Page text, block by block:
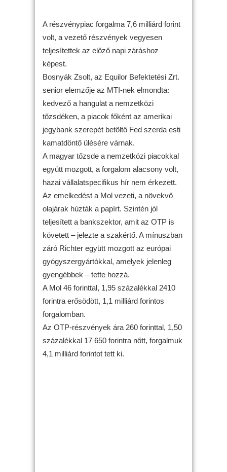
A részvénypiac forgalma 7,6 milliárd forint
volt, a vezető részvények vegyesen
teljesítettek az előző napi záráshoz
képest.
Bosnyák Zsolt, az Equilor Befektetési Zrt.
senior elemzője az MTI-nek elmondta:
kedvező a hangulat a nemzetközi
tőzsdéken, a piacok főként az amerikai
jegybank szerepét betöltő Fed szerda esti
kamatdöntő ülésére várnak.
A magyar tőzsde a nemzetközi piacokkal
együtt mozgott, a forgalom alacsony volt,
hazai vállalatspecifikus hír nem érkezett.
Az emelkedést a Mol vezeti, a növekvő
olajárak húzták a papírt. Szintén jól
teljesített a bankszektor, amit az OTP is
követett – jelezte a szakértő. A mínuszban
záró Richter együtt mozgott az európai
gyógyszergyártókkal, amelyek jelenleg
gyengébbek – tette hozzá.
A Mol 46 forinttal, 1,95 százalékkal 2410
forintra erősödött, 1,1 milliárd forintos
forgalomban.
Az OTP-részvények ára 260 forinttal, 1,50
százalékkal 17 650 forintra nőtt, forgalmuk
4,1 milliárd forintot tett ki.